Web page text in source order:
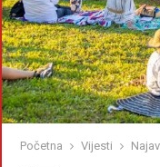
Početna Vijesti